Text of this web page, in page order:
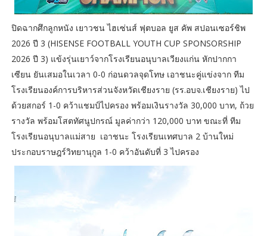
ปิดฉากศึกลูกหนัง เยาวชน ไฮเซ่นส์ ฟุตบอล ยูส คัพ สปอนเซอร์ชิพ
2026 ปี 3 (HISENSE FOOTBALL YOUTH CUP SPONSORSHIP
2026 ปี 3) แข้งรุ่นเยาว์จากโรงเรียนอนุบาลเวียงแก่น หักปากกา
เซียน ยันเสมอในเวลา 0-0 ก่อนดวลจุดโทษ เอาชนะคู่แข่งจาก ทีม
โรงเรียนองค์การบริหารส่วนจังหวัดเชียงราย (รร.อบจ.เชียงราย) ไป
ด้วยสกอร์ 1-0 คว้าแชมป์ไปครอง พร้อมเงินรางวัล 30,000 บาท, ถ้วย
รางวัล พร้อมโสตทัศนูปกรณ์ มูลค่ากว่า 120,000 บาท ขณะที่ ทีม
โรงเรียนอนุบาลแม่สาย เอาชนะ โรงเรียนเทศบาล 2 บ้านใหม่
ประกอบราษฎร์วิทยานุกูล 1-0 คว้าอันดับที่ 3 ไปครอง